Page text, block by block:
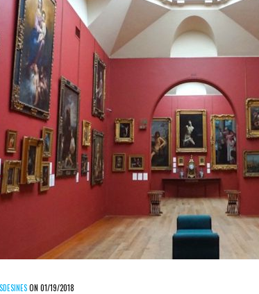
ON 01/19/2018